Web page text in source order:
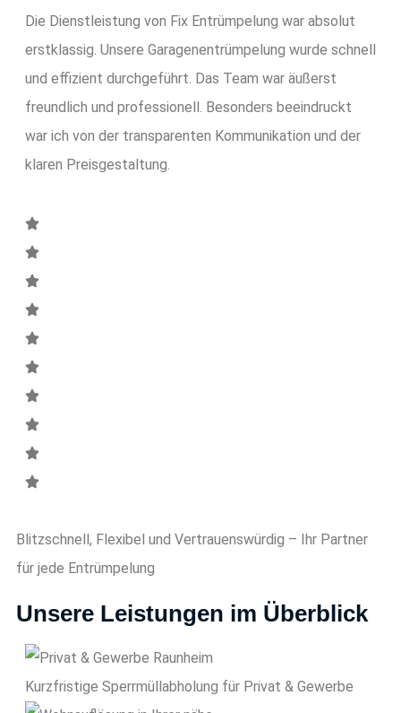
Die Dienstleistung von Fix Entrümpelung war absolut
erstklassig. Unsere Garagenentrümpelung wurde schnell
und effizient durchgeführt. Das Team war äußerst
freundlich und professionell. Besonders beeindruckt
war ich von der transparenten Kommunikation und der
klaren Preisgestaltung.
Blitzschnell, Flexibel und Vertrauenswürdig – Ihr Partner
für jede Entrümpelung
Unsere Leistungen im Überblick
Kurzfristige Sperrmüll­abholung für Privat & Gewerbe